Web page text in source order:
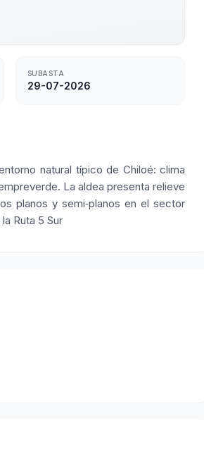
SUBASTA
29-07-2026
natural típico de Chiloé: clima
La aldea presenta relieve
planos y semi‑planos en el sector
Ruta 5 Sur